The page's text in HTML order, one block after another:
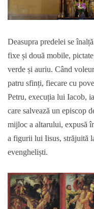
Deasupra predelei se
fixe și două mobile,
verde și auriu. Când
patru sfinți, fiecare cu
Petru, execuția lui Iacob,
care salvează un episcop
mijloc a altarului, expusă
a figurii lui Iisus, străjuită
evengheliști.